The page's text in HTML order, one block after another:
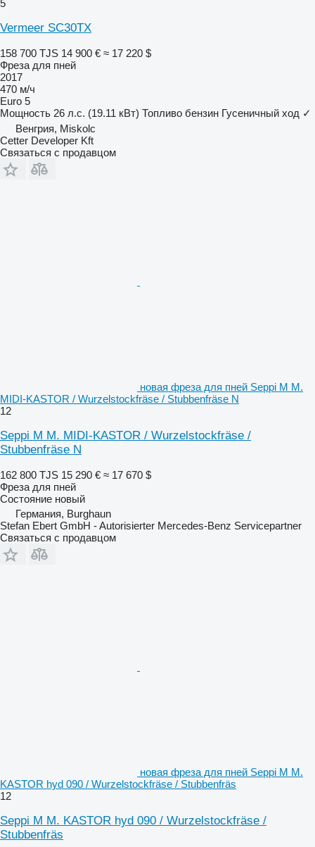
5
Vermeer SC30TX
158 700 TJS 14 900 € ≈ 17 220 $
Фреза для пней
2017
470 м/ч
Euro 5
Мощность 26 л.с. (19.11 кВт) Топливо бензин Гусеничный ход ✓
Венгрия, Miskolc
Cetter Developer Kft
Связаться с продавцом
новая фреза для пней Seppi M M.
MIDI-KASTOR / Wurzelstockfräse / Stubbenfräse N
12
Seppi M M. MIDI-KASTOR / Wurzelstockfräse /
Stubbenfräse N
162 800 TJS 15 290 € ≈ 17 670 $
Фреза для пней
Состояние новый
Германия, Burghaun
Stefan Ebert GmbH - Autorisierter Mercedes-Benz Servicepartner
Связаться с продавцом
новая фреза для пней Seppi M M.
KASTOR hyd 090 / Wurzelstockfräse / Stubbenfräs
12
Seppi M M. KASTOR hyd 090 / Wurzelstockfräse /
Stubbenfräs